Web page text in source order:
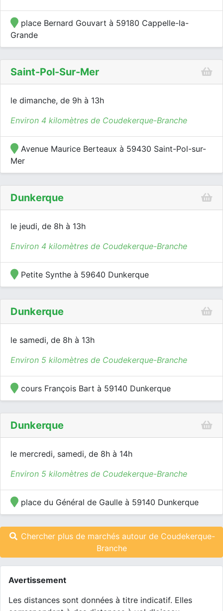
place Bernard Gouvart à 59180 Cappelle-la-
Grande
Saint-Pol-Sur-Mer
le dimanche, de 9h à 13h
Environ 4 kilomètres de Coudekerque-Branche
Avenue Maurice Berteaux à 59430 Saint-Pol-sur-
Mer
Dunkerque
le jeudi, de 8h à 13h
Environ 4 kilomètres de Coudekerque-Branche
Petite Synthe à 59640 Dunkerque
Dunkerque
le samedi, de 8h à 13h
Environ 5 kilomètres de Coudekerque-Branche
cours François Bart à 59140 Dunkerque
Dunkerque
le mercredi, samedi, de 8h à 14h
Environ 5 kilomètres de Coudekerque-Branche
place du Général de Gaulle à 59140 Dunkerque
Chercher plus de marchés autour de Coudekerque-
Branche
Avertissement
Les distances sont données à titre indicatif. Elles